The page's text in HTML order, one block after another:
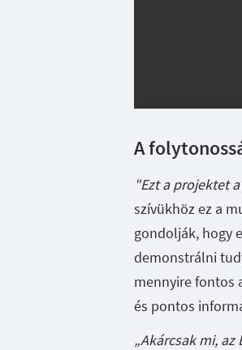
A
"Ezt a projektet
szívükhöz ez a
gondolják, hogy
demonstrálni
mennyire fontos
és pontos
„Akárcsak mi,